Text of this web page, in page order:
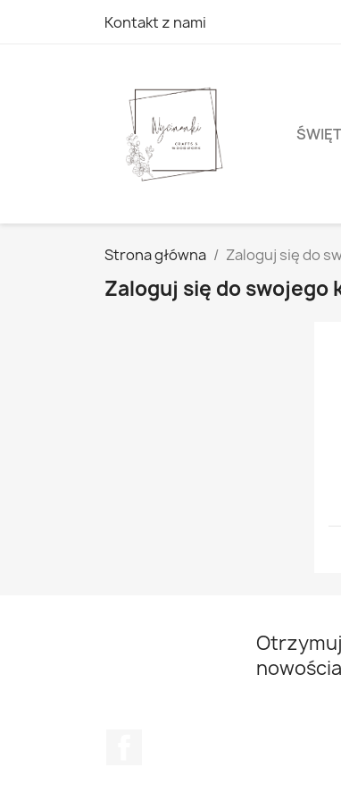
Kontakt z nami
Strona główna Zaloguj się do
Zaloguj się do swojego